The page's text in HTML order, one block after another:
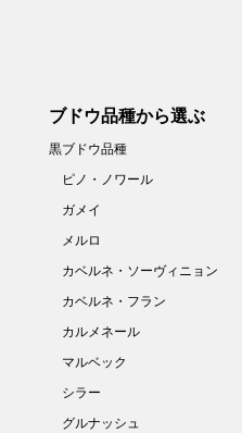
ブドウ品種から選ぶ
黒ブドウ品種
ピノ・ノワール
ガメイ
メルロ
カベルネ・ソーヴィニョン
カベルネ・フラン
カルメネール
マルベック
シラー
グルナッシュ